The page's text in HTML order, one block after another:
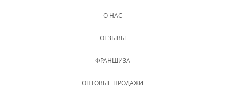
О НАС
ОТЗЫВЫ
ФРАНШИЗА
ОПТОВЫЕ ПРОДАЖИ